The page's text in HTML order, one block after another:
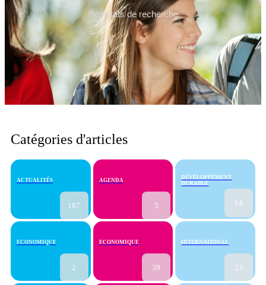
Résultats de recherche
Catégories d'articles
ACTUALITÉS
187
AGENDA
5
DÉVELOPPEMENT
DURABLE
14
ECONOMIQUE
2
ECONOMIQUE
39
INTERNATIONAL
23